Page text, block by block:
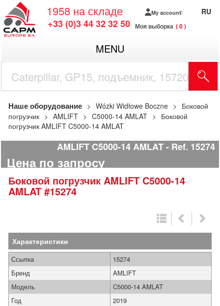
1958 на складе
+33 (0)3 44 32 32 50
My account
Моя выборка 0
RU
MENU
Наше оборудование Wózki Widłowe Boczne
Боковой
погрузчик
AMLIFT C5000-14 AMLAT
Боковой
погрузчик AMLIFT C5000-14 AMLAT
AMLIFT C5000-14 AMLAT Ref. 15274
Цена по запросу
Боковой погрузчик AMLIFT C5000-14
AMLAT #15274
Характеристики
Ссылка
15274
Бренд
AMLIFT
Модель
C5000-14 AMLAT
Год
2019